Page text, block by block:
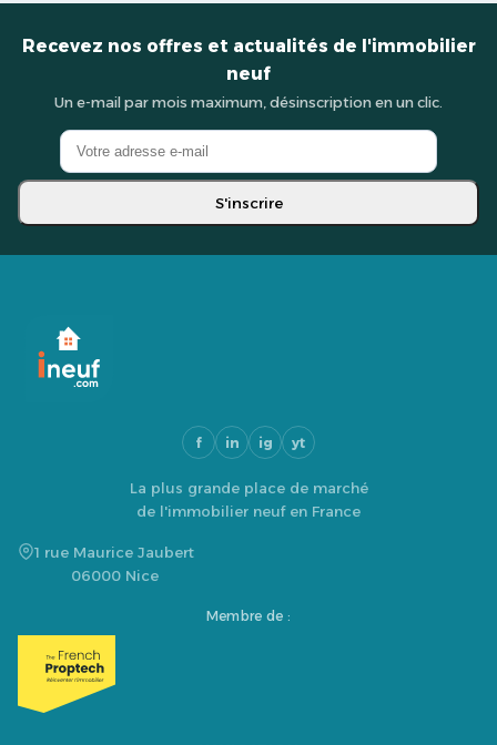
Recevez nos offres et actualités de l'immobilier
neuf
Un e-mail par mois maximum, désinscription en un clic.
S'inscrire
f in ig yt
La plus grande place de marché
de l'immobilier neuf en France
1 rue Maurice Jaubert
06000 Nice
Membre de :